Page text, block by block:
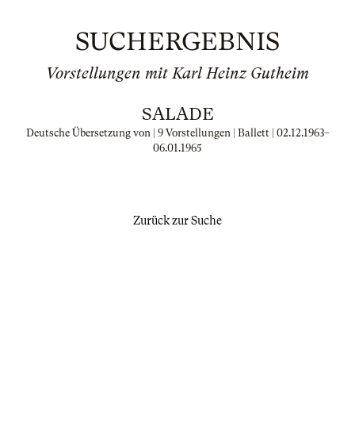
SUCHERGEBNIS
Vorstellungen mit Karl Heinz Gutheim
SALADE
Deutsche Übersetzung von | 9 Vorstellungen | Ballett | 02.12.1963–
06.01.1965
Zurück zur Suche